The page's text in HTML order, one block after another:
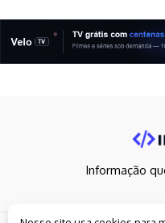
Informação